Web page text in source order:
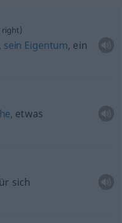
right)
, sein Eigentum, ein
etwas
sich